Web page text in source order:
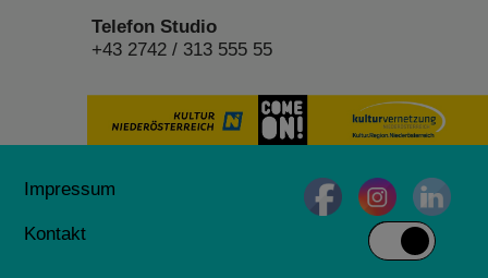
Telefon Studio
+43 2742 / 313 555 55
Impressum
Kontakt